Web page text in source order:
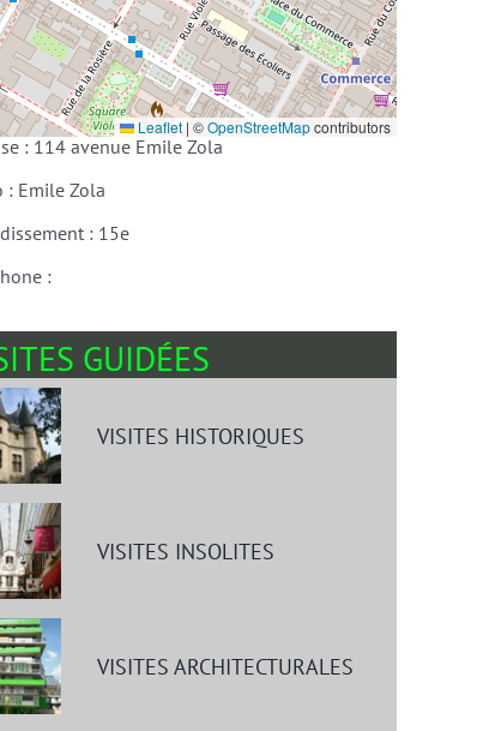
Leaflet | ©OpenStreetMapcontributors
: 114 avenue Emile Zola
: Emile Zola
: 15e
:
GUIDÉES
VISITES HISTORIQUES
VISITES INSOLITES
VISITES ARCHITECTURALES